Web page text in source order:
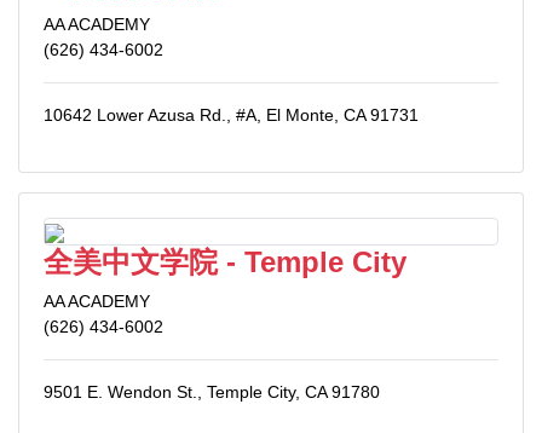
AA ACADEMY
(626) 434-6002
10642 Lower Azusa Rd., #A, El Monte, CA 91731
全美中文学院 - Temple City
AA ACADEMY
(626) 434-6002
9501 E. Wendon St., Temple City, CA 91780